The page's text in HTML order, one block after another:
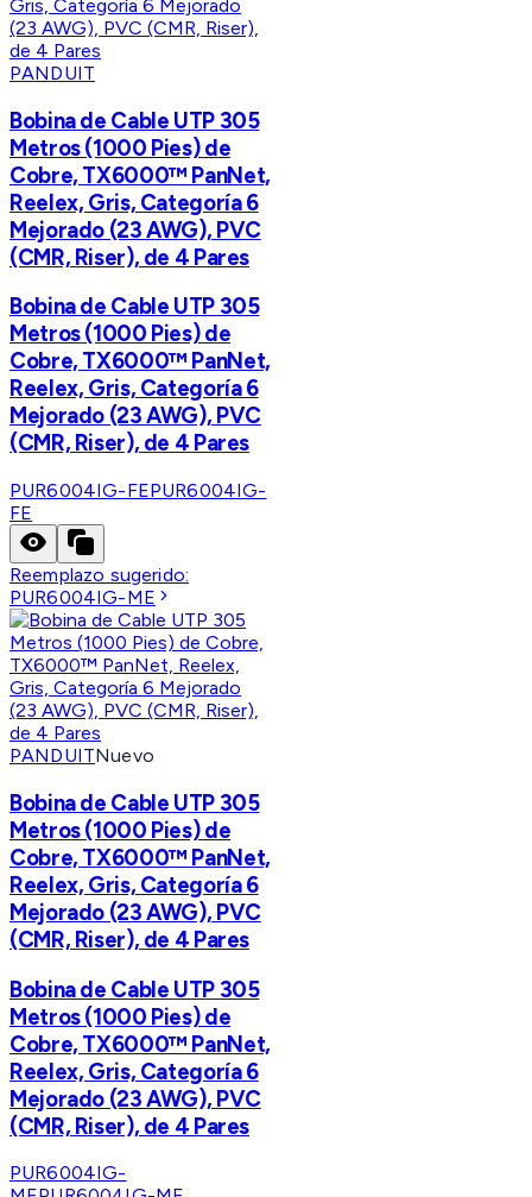
PANDUIT
Bobina de Cable UTP 305
Metros (1000 Pies) de
Cobre, TX6000™ PanNet,
Reelex, Gris, Categoría 6
Mejorado (23 AWG), PVC
(CMR, Riser), de 4 Pares
Bobina de Cable UTP 305
Metros (1000 Pies) de
Cobre, TX6000™ PanNet,
Reelex, Gris, Categoría 6
Mejorado (23 AWG), PVC
(CMR, Riser), de 4 Pares
PUR6004IG-FEPUR6004IG-
FE
Reemplazo sugerido:
PUR6004IG-ME
PANDUITNuevo
Bobina de Cable UTP 305
Metros (1000 Pies) de
Cobre, TX6000™ PanNet,
Reelex, Gris, Categoría 6
Mejorado (23 AWG), PVC
(CMR, Riser), de 4 Pares
Bobina de Cable UTP 305
Metros (1000 Pies) de
Cobre, TX6000™ PanNet,
Reelex, Gris, Categoría 6
Mejorado (23 AWG), PVC
(CMR, Riser), de 4 Pares
PUR6004IG-